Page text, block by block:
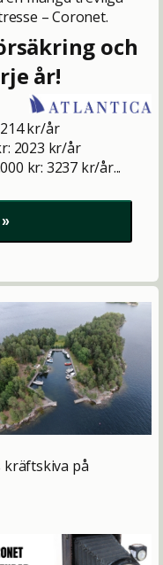
– Coronet.
och
år!
kr/år
2023 kr/år
kr: 3237 kr/år...
på